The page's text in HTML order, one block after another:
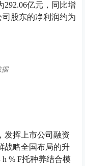
亿元，同比增
司股东的净利润约为
据
发挥上市公司融资
战略全国布局的升
h % F托种养结合模